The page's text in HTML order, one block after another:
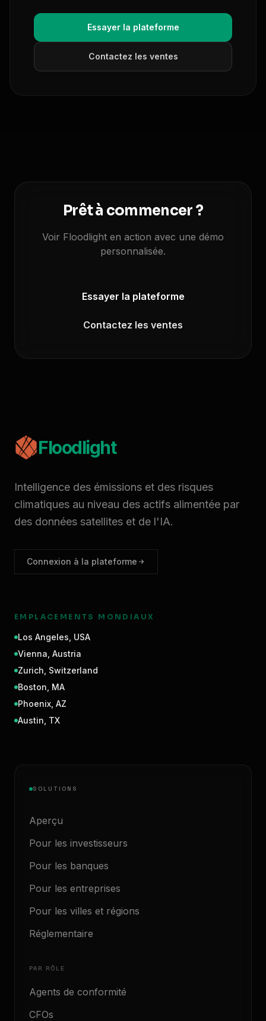
Essayer la plateforme
Contactez les ventes
Prêt à commencer ?
Voir Floodlight en action avec une démo
personnalisée.
Essayer la plateforme
Contactez les ventes
Floodlight
Intelligence des émissions et des risques
climatiques au niveau des actifs alimentée par
des données satellites et de l'IA.
Connexion à la plateforme
EMPLACEMENTS MONDIAUX
Los Angeles USA
Vienna Austria
Zurich Switzerland
Boston MA
Phoenix AZ
Austin TX
SOLUTIONS
Aperçu
Pour les investisseurs
Pour les banques
Pour les entreprises
Pour les villes et régions
Réglementaire
PAR RÔLE
Agents de conformité
CFOs